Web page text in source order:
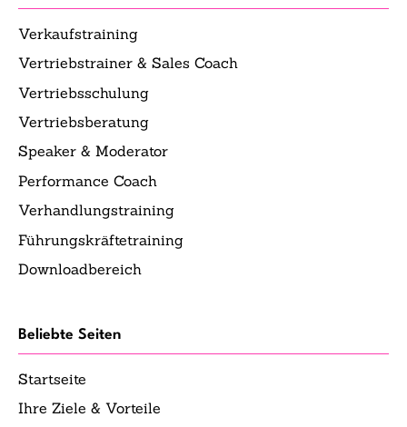
Verkaufstraining
Vertriebstrainer & Sales Coach
Vertriebsschulung
Vertriebsberatung
Speaker & Moderator
Performance Coach
Verhandlungstraining
Führungskräftetraining
Downloadbereich
Beliebte Seiten
Startseite
Ihre Ziele & Vorteile